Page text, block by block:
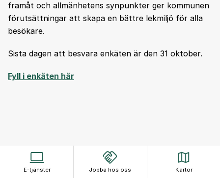
framåt och allmänhetens synpunkter ger kommunen
förutsättningar att skapa en bättre lekmiljö för alla
besökare.
Sista dagen att besvara enkäten är den 31 oktober.
Fyll i enkäten här
E-tjänster Jobba hos oss Kartor